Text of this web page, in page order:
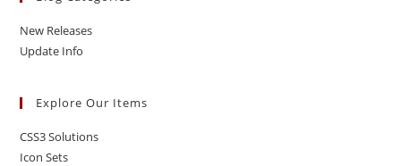
New Releases
Update Info
Explore Our Items
CSS3 Solutions
Icon Sets